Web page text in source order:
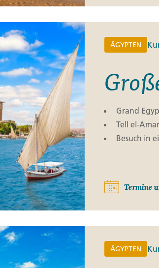
ÄGYPTEN
Grand
Tell el-
Besuch in
Termine
ÄGYPTEN